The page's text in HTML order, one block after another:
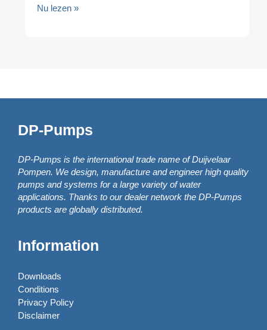
DP-Pumps
DP-Pumps is the international trade name of Duijvelaar
Pompen. We design, manufacture and engineer high quality
pumps and systems for a large variety of water
applications. Thanks to our dealer network the DP-Pumps
products are globally distributed.
Information
Downloads
Conditions
Privacy Policy
Disclaimer